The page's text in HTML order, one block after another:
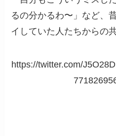
るの分かるわ〜」など、
イしていた人たちからの
https://twitter.com/